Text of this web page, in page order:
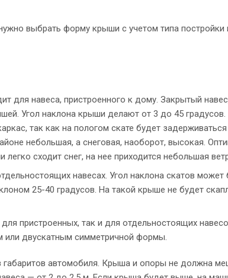
выбрать форму крыши с учетом типа постройки
для навеса, пристроенного к дому. Закрытый
Угол наклона крыши делают от 3 до 45
так как на пологом скате будет
небольшая, а снеговая, наоборот, высокая.
сходит снег, на нее приходится небольшая
навесах. Угол наклона скатов
25-40 градусов. На такой крыше не будет
пристроенных, так и для отдельностоящих
двускатным симметричной формы.
габаритов автомобиля. Крыша и опоры не должна